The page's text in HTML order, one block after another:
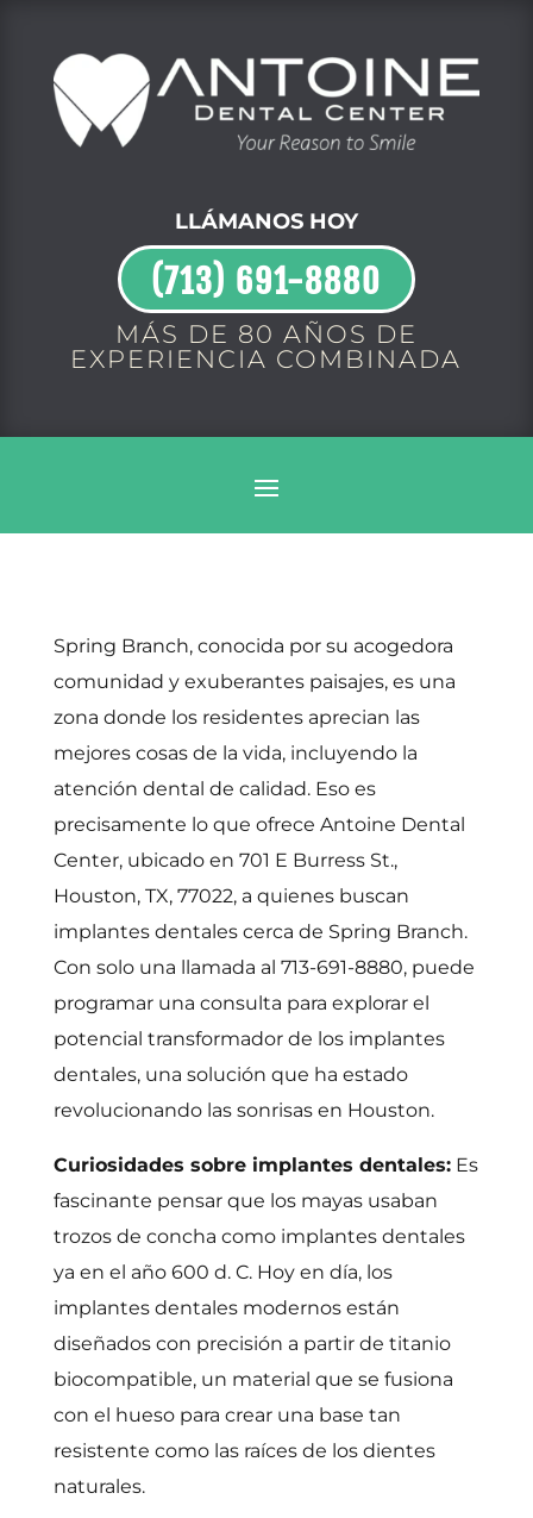
LLÁMANOS HOY
(713) 691-8880
MÁS DE 80 AÑOS DE
EXPERIENCIA COMBINADA
Spring Branch, conocida por su acogedora
comunidad y exuberantes paisajes, es una
zona donde los residentes aprecian las
mejores cosas de la vida, incluyendo la
atención dental de calidad. Eso es
precisamente lo que ofrece Antoine Dental
Center, ubicado en 701 E Burress St.,
Houston, TX, 77022, a quienes buscan
implantes dentales cerca de Spring Branch.
Con solo una llamada al 713-691-8880, puede
programar una consulta para explorar el
potencial transformador de los implantes
dentales, una solución que ha estado
revolucionando las sonrisas en Houston.
Curiosidades sobre implantes dentales:Es
fascinante pensar que los mayas usaban
trozos de concha como implantes dentales
ya en el año 600 d. C. Hoy en día, los
implantes dentales modernos están
diseñados con precisión a partir de titanio
biocompatible, un material que se fusiona
con el hueso para crear una base tan
resistente como las raíces de los dientes
naturales.